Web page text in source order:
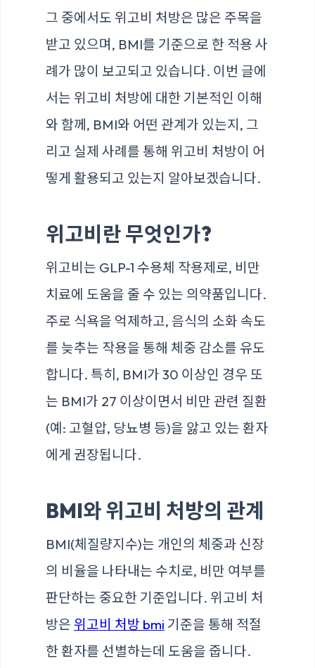
그 중에서도 위고비 처방은 많은 주목을
받고 있으며, BMI를 기준으로 한 적용 사
례가 많이 보고되고 있습니다. 이번 글에
서는 위고비 처방에 대한 기본적인 이해
와 함께, BMI와 어떤 관계가 있는지, 그
리고 실제 사례를 통해 위고비 처방이 어
떻게 활용되고 있는지 알아보겠습니다.
위고비란 무엇인가?
위고비는 GLP-1 수용체 작용제로, 비만
치료에 도움을 줄 수 있는 의약품입니다.
주로 식욕을 억제하고, 음식의 소화 속도
를 늦추는 작용을 통해 체중 감소를 유도
합니다. 특히, BMI가 30 이상인 경우 또
는 BMI가 27 이상이면서 비만 관련 질환
(예: 고혈압, 당뇨병 등)을 앓고 있는 환자
에게 권장됩니다.
BMI와 위고비 처방의 관계
BMI(체질량지수)는 개인의 체중과 신장
의 비율을 나타내는 수치로, 비만 여부를
판단하는 중요한 기준입니다. 위고비 처
방은 위고비 처방 bmi 기준을 통해 적절
한 환자를 선별하는데 도움을 줍니다.